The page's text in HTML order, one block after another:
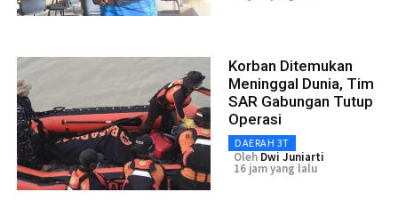
Korban Ditemukan
Meninggal Dunia, Tim
SAR Gabungan Tutup
Operasi
DAERAH 3T
Oleh Dwi Juniarti
16 jam yang lalu